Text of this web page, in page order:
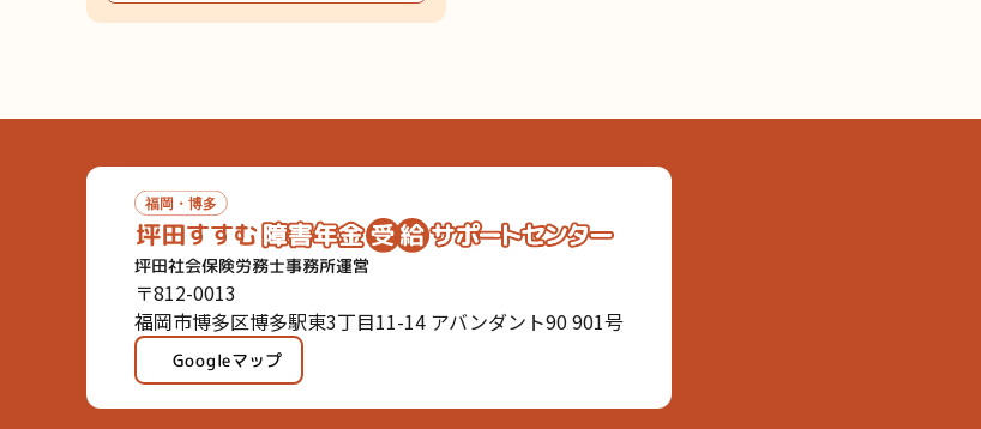
坪田社会保険労務士事務所運営
〒812-0013
福岡市博多区博多駅東3丁目11-14 アバンダント90 901号
Googleマップ